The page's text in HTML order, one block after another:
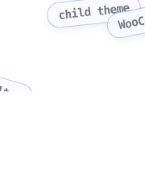
child theme